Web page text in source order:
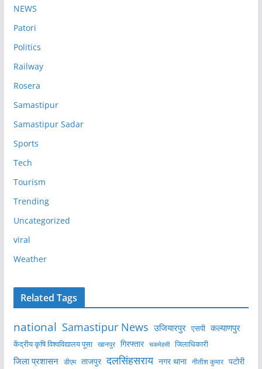
NEWS
Patori
Politics
Railway
Rosera
Samastipur
Samastipur Sadar
Sports
Tech
Tourism
Trending
Uncategorized
viral
Weather
Related Tags
national Samastipur News उजियारपुर एसपी कल्याणपुर
केंद्रीय कृषि विश्वविद्यालय पूसा खानपुर गिरफ्तार चकमेहसी जिलाधिकारी
जिला प्रशासन डीएम ताजपुर दलसिंहसराय नगर थाना नीतीश कुमार पटोरी